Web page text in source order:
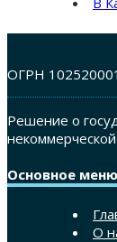
ОГРН
Решение о
Основное меню
О